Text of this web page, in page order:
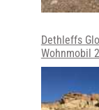
Dethleffs
Wohnmobil